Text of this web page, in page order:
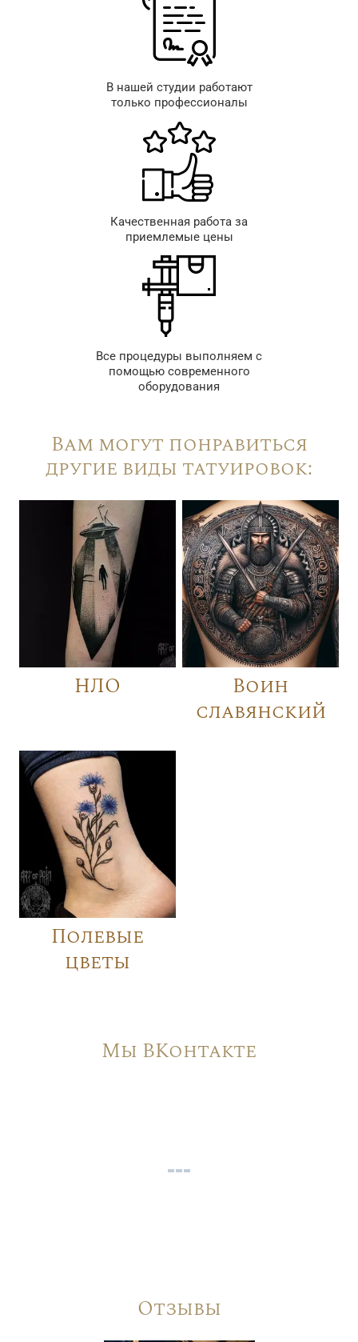
В нашей студии работают
только профессионалы
Качественная работа за
приемлемые цены
Все процедуры выполняем с
помощью современного
оборудования
Вам могут понравиться
другие виды татуировок:
НЛО
Воин
славянский
Полевые
цветы
Мы ВКонтакте
Отзывы